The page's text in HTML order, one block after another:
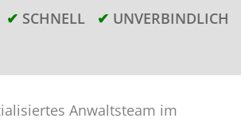
✔ SCHNELL ✔ UNVERBINDLICH
Anwaltsteam im